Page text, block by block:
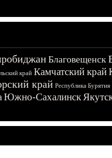
Благовещенск
край Камчатский край
край Республика Бурятия
Южно-Сахалинск